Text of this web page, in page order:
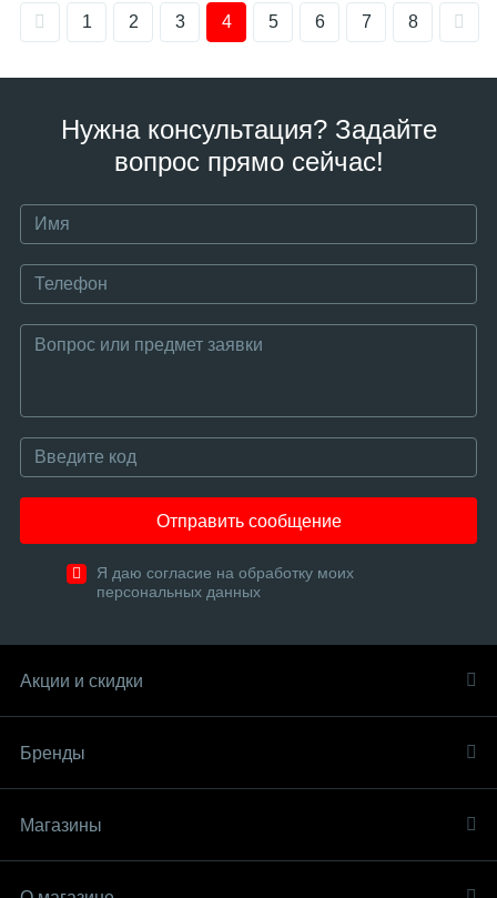
1 2 3 4 5 6 7 8
Нужна консультация? Задайте
вопрос прямо сейчас!
Отправить сообщение
Я даю согласие на обработку моих
персональных данных
Акции и скидки
Бренды
Магазины